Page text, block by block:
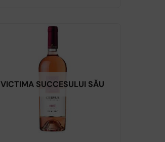
VICTIMA SUCCESULUI SĂU